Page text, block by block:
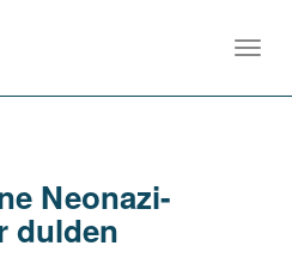
Neonazi-
dulden